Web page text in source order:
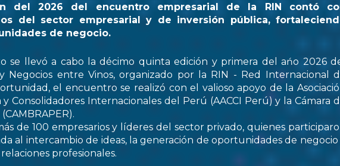
del 2026 del encuentro empresarial de la RIN contó
del sector empresarial y de inversión pública,
de negocio.
se llevó a cabo la décimo quinta edición y primera del ańo 2026
Negocios entre Vinos, organizado por la RIN - Red Internacional
el encuentro se realizó con el valioso apoyo de la
Consolidadores Internacionales del Perú (AACCI Perú) y la Cámara
de 100 empresarios y líderes del sector privado, quienes
al intercambio de ideas, la generación de oportunidades de negocio
profesionales.